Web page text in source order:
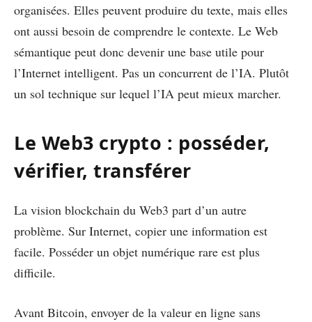
organisées. Elles peuvent produire du texte, mais elles
ont aussi besoin de comprendre le contexte. Le Web
sémantique peut donc devenir une base utile pour
l’Internet intelligent. Pas un concurrent de l’IA. Plutôt
un sol technique sur lequel l’IA peut mieux marcher.
Le Web3 crypto : posséder,
vérifier, transférer
La vision blockchain du Web3 part d’un autre
problème. Sur Internet, copier une information est
facile. Posséder un objet numérique rare est plus
difficile.
Avant Bitcoin, envoyer de la valeur en ligne sans